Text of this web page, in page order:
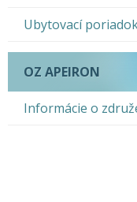
Ubytovací
OZ APEIRON
Informácie o